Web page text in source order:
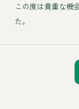
この度は貴重な機
た。